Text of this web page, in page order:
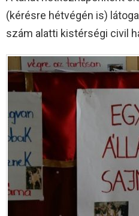
(kérésre hétvégén is)
szám alatti kistérségi civil